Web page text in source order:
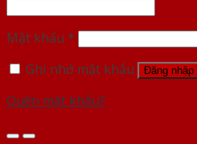
Mật khẩu *
Ghi nhớ mật khẩu
Đăng nhập
Quên mật khẩu?